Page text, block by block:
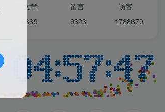
1W+人已阅读
多多视频撸收益最新玩法，
高收益技术，单日变现
2000+，附赠全套技术资料
2年前 1W+人已阅读
文章 留言 访客
6869 9323 1788670